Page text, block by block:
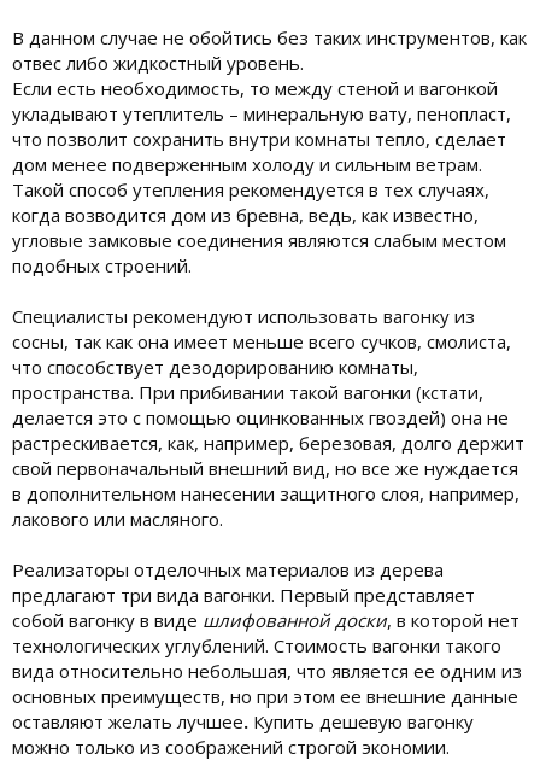
В данном случае не обойтись без таких инструментов, как
отвес либо жидкостный уровень.
Если есть необходимость, то между стеной и вагонкой
укладывают утеплитель – минеральную вату, пенопласт,
что позволит сохранить внутри комнаты тепло, сделает
дом менее подверженным холоду и сильным ветрам.
Такой способ утепления рекомендуется в тех случаях,
когда возводится дом из бревна, ведь, как известно,
угловые замковые соединения являются слабым местом
подобных строений.
Специалисты рекомендуют использовать вагонку из
сосны, так как она имеет меньше всего сучков, смолиста,
что способствует дезодорированию комнаты,
пространства. При прибивании такой вагонки (кстати,
делается это с помощью оцинкованных гвоздей) она не
растрескивается, как, например, березовая, долго держит
свой первоначальный внешний вид, но все же нуждается
в дополнительном нанесении защитного слоя, например,
лакового или масляного.
Реализаторы отделочных материалов из дерева
предлагают три вида вагонки. Первый представляет
собой вагонку в виде шлифованной доски, в которой нет
технологических углублений. Стоимость вагонки такого
вида относительно небольшая, что является ее одним из
основных преимуществ, но при этом ее внешние данные
оставляют желать лучшее. Купить дешевую вагонку
можно только из соображений строгой экономии.